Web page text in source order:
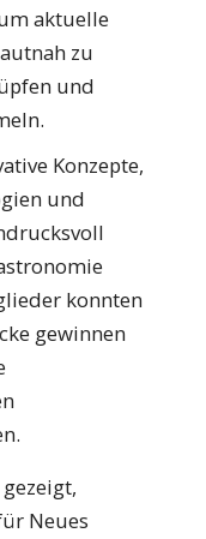
aktuelle
zu
und
Konzepte,
und
konnten
gewinnen
Neues